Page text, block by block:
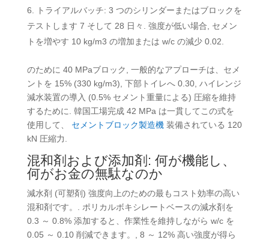
トライアルバッチ: 3 つのシリンダーまたはブロックを
テストします 7 そして 28 日々. 強度が低い場合, セメン
トを増やす 10 kg/m3 の増加または w/c の減少 0.02.
のために 40 MPaブロック, 一般的なアプローチは、セメ
ントを 15% (330 kg/m3), 下部トイレへ 0.30, ハイレンジ
減水装置の導入 (0.5% セメント重量による) 圧縮を維持
するために. 韓国工場完成 42 MPa は一貫してこの式を
使用して、 セメントブロック製造機 装備されている 120
kN 圧縮力.
混和剤および添加剤: 何が機能し、
何がお金の無駄なのか
減水剤 (可塑剤) 強度向上のための最もコスト効率の高い
混和剤です。. ポリカルボキシレートベースの減水剤を
0.3 ～ 0.8% 添加すると、作業性を維持しながら w/c を
0.05 ～ 0.10 削減できます。, 8 ～ 12% 高い強度が得ら